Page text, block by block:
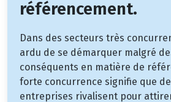
référencement.
Dans des secteurs très
ardu de se démarquer malgré
conséquents en matière de
forte concurrence signifie que
entreprises rivalisent pour